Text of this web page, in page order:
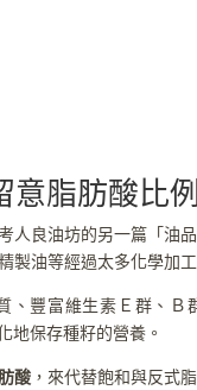
意脂肪酸比
人良油坊的另一篇「油
製油等經過太多化學加
、豐富維生素Ｅ群、Ｂ
地保存種籽的營養。
酸 ，來代替飽和與反式